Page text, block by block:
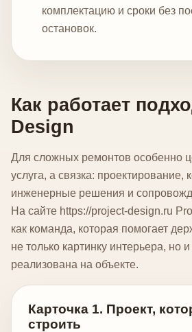
комплектацию и сроки без
остановок.
Как работает
Design
Для сложных ремонтов особенно
услуга, а связка: проектирование,
инженерные решения и
На сайте https://project-design.ru
как команда, которая помогает
не только картинку интерьера, но и
реализована на объекте.
Карточка 1. Проект,
строить